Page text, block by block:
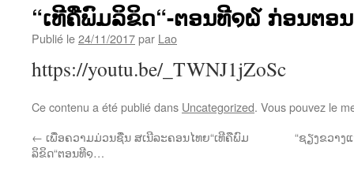
“ເທີຄືພົມລິຂິດ“-ຕອນທີ໑໖ ກ່ອນຕອ
Publié le24/11/2017par Lao
https://youtu.be/_TWNJ1jZoSc
Ce contenu a été publié dans Uncategorized. Vous pouvez le
← ເພື່ອຄວາມມ່ວນຊື່ນ ສເນີລະຄອນໄທຍ“ເທີຄືພົມ
ລິຂິດ“ຕອນທີ໑…
“ຊຽງຂວາງ